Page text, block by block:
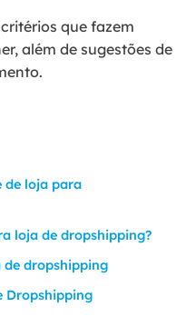
que fazem
além de sugestões de
de loja para
loja de dropshipping?
de dropshipping
Dropshipping